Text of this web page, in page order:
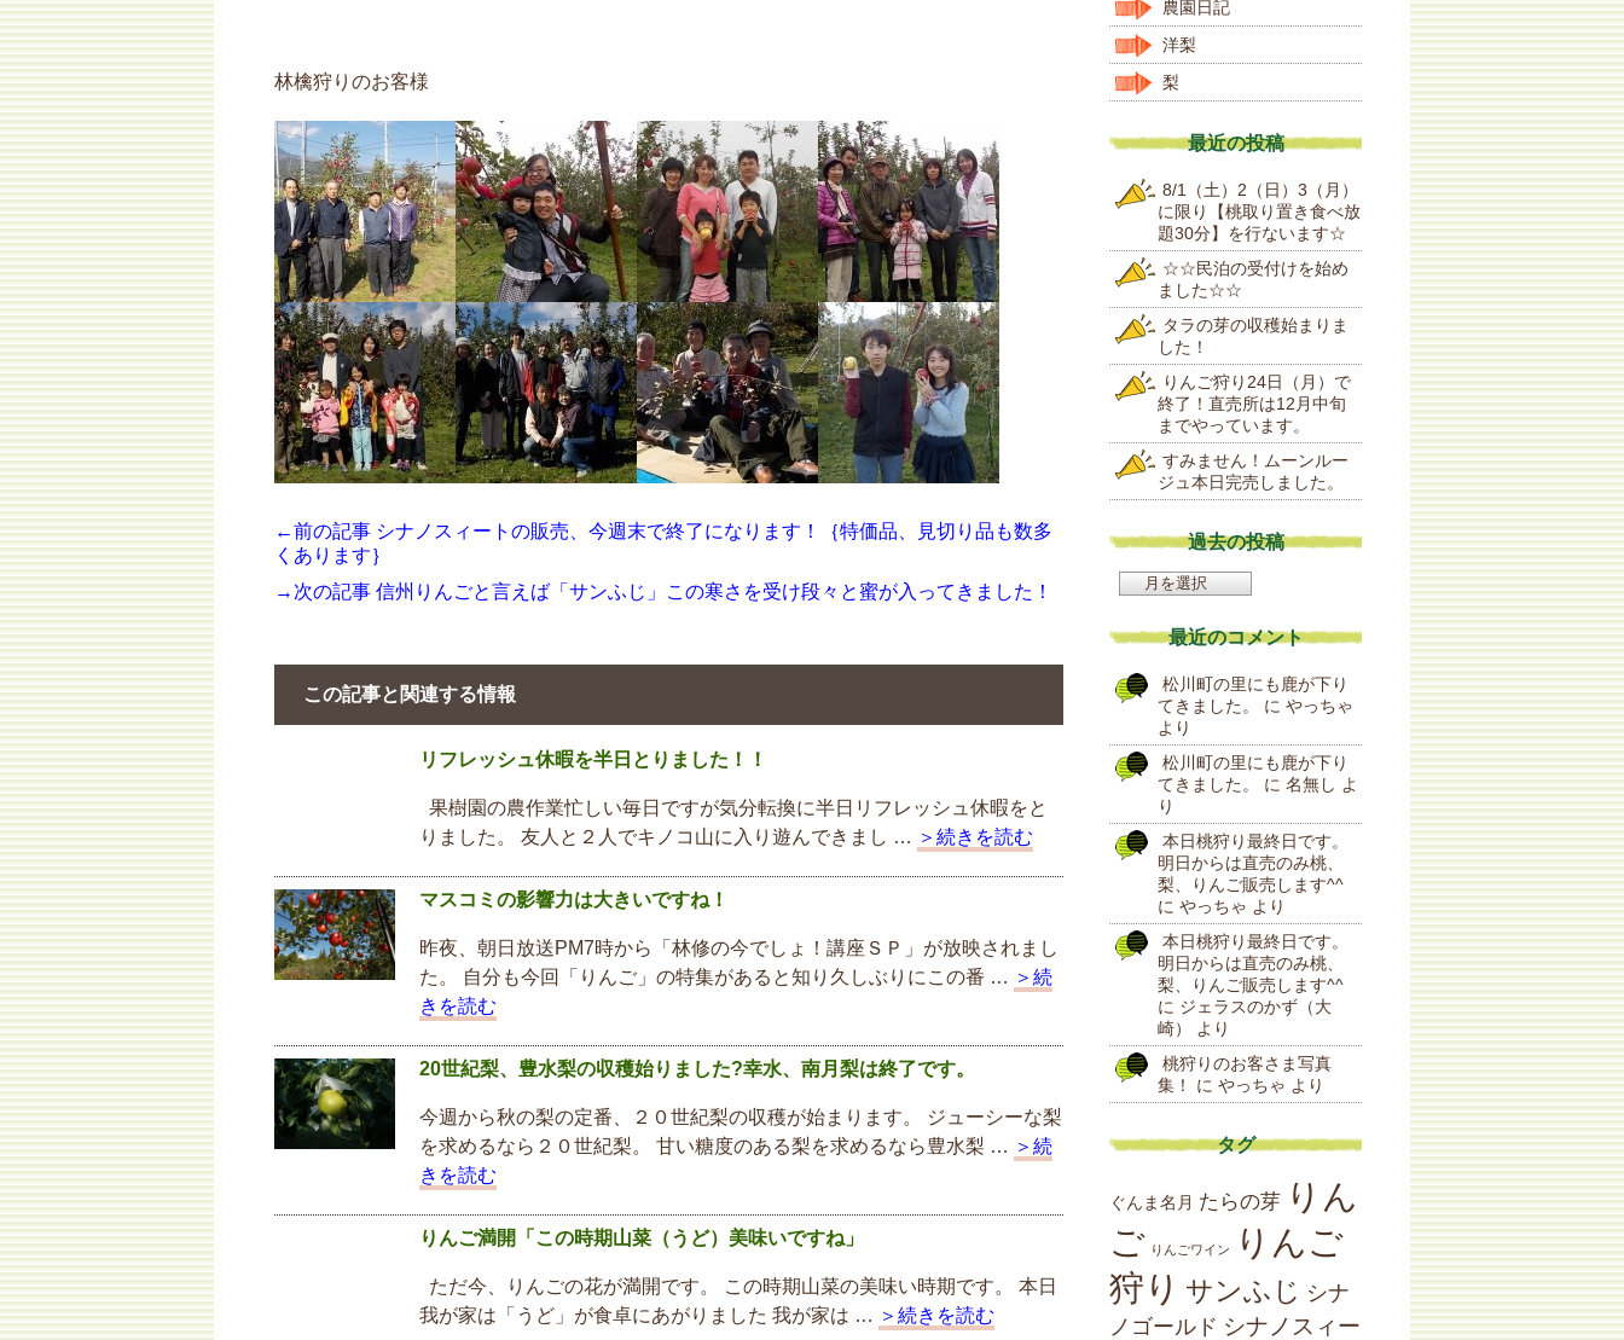
林檎狩りのお客様
←前の記事 シナノスィートの販売、今週末で終了になります！｛特価品、見切り品も数多
くあります｝
→次の記事 信州りんごと言えば「サンふじ」この寒さを受け段々と蜜が入ってきました！
この記事と関連する情報
リフレッシュ休暇を半日とりました！！
果樹園の農作業忙しい毎日ですが気分転換に半日リフレッシュ休暇をと
りました。 友人と２人でキノコ山に入り遊んできまし … ＞続きを読む
マスコミの影響力は大きいですね！
昨夜、朝日放送PM7時から「林修の今でしょ！講座ＳＰ」が放映されまし
た。 自分も今回「りんご」の特集があると知り久しぶりにこの番 … ＞続
きを読む
20世紀梨、豊水梨の収穫始りました?幸水、南月梨は終了です。
今週から秋の梨の定番、２０世紀梨の収穫が始まります。 ジューシーな梨
を求めるなら２０世紀梨。 甘い糖度のある梨を求めるなら豊水梨 … ＞続
きを読む
りんご満開「この時期山菜（うど）美味いですね」
ただ今、りんごの花が満開です。 この時期山菜の美味い時期です。 本日
我が家は「うど」が食卓にあがりました 我が家は … ＞続きを読む
農園日記
洋梨
梨
最近の投稿
8/1（土）2（日）3（月）
に限り【桃取り置き食べ放
題30分】を行ないます☆
☆☆民泊の受付けを始め
ました☆☆
タラの芽の収穫始まりま
した！
りんご狩り24日（月）で
終了！直売所は12月中旬
までやっています。
すみません！ムーンルー
ジュ本日完売しました。
過去の投稿
去
投
最近のコメント
松川町の里にも鹿が下り
てきました。
に やっちゃ
より
松川町の里にも鹿が下り
てきました。
に 名無し よ
り
本日桃狩り最終日です。
明日からは直売のみ桃、
梨、りんご販売します^^
に やっちゃ より
本日桃狩り最終日です。
明日からは直売のみ桃、
梨、りんご販売します^^
に ジェラスのかず（大
崎）
より
桃狩りのお客さま写真
集！
に やっちゃ より
タグ
ぐんま名月 たらの芽 りん
ご りんごワイン
りんご
狩り サンふじ シナ
ノゴールド シナノスィー